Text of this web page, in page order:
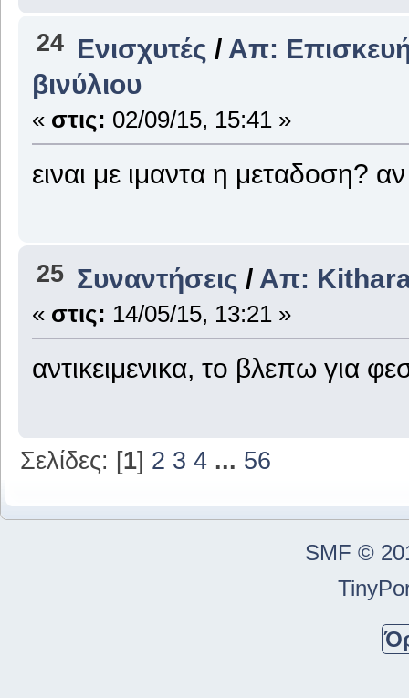
24 Ενισχυτές / Απ:
βινύλιου
« στις: 02/09/15, 15:41 »
ειναι με ιμαντα η μεταδοση?
25 Συναντήσεις / Απ:
« στις: 14/05/15, 13:21 »
αντικειμενικα, το βλεπω για
Σελίδες: [1] 2 3 4 ... 56
SMF ©